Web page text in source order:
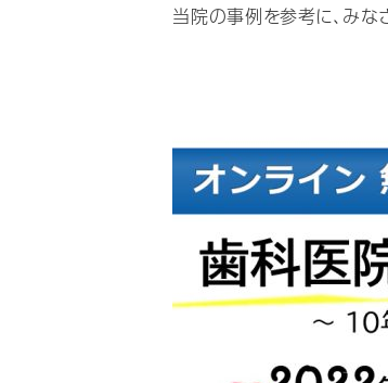
当院の事例を参考に、みな